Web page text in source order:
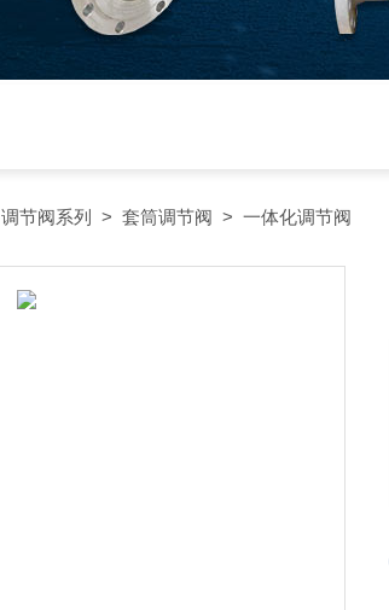
调节阀系列 > 套筒调节阀 > 一体化调节阀